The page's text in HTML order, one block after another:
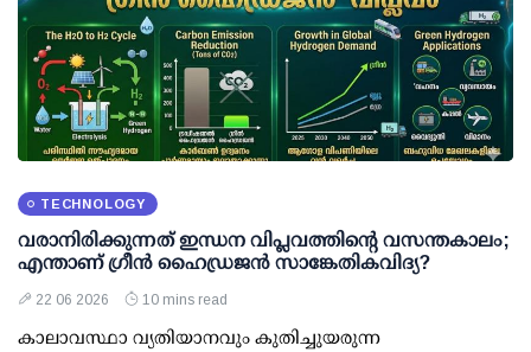
TECHNOLOGY
വരാനിരിക്കുന്നത് ഇന്ധന വിപ്ലവത്തിന്റെ വസന്തകാലം;
എന്താണ് ഗ്രീൻ ഹൈഡ്രജൻ സാങ്കേതികവിദ്യ?
22 06 2026 10 mins read
കാലാവസ്ഥാ വ്യതിയാനവും കുതിച്ചുയരുന്ന